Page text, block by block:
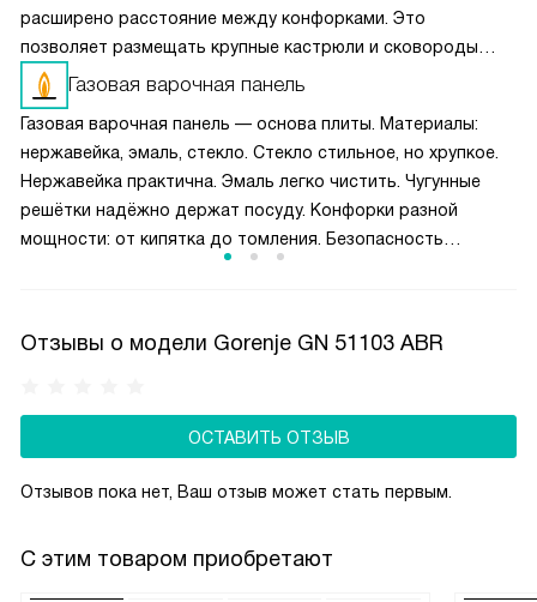
расширено расстояние между конфорками. Это
позволяет размещать крупные кастрюли и сковороды
одновременно, не мешая друг другу. Чугунные решётки
обеспечивают устойчивость посуды при перемещении.
Конструкция (super size) в духовках предлагает
увеличенную камеру и противни макси-формата. Полная
ширина духовки используется эффективно, а равномерная
циркуляция воздуха гарантирует идеальное пропекание
блюд на всех уровнях.
Газовая варочная панель
Газовая варочная панель — основа плиты. Материалы:
нержавейка, эмаль, стекло. Стекло стильное, но хрупкое.
Нержавейка практична. Эмаль легко чистить. Чугунные
решётки надёжно держат посуду. Конфорки разной
мощности: от кипятка до томления. Безопасность
Отзывы о модели Gorenje GN 51103 ABR
ОСТАВИТЬ ОТЗЫВ
Отзывов пока нет, Ваш отзыв может стать первым.
С этим товаром приобретают